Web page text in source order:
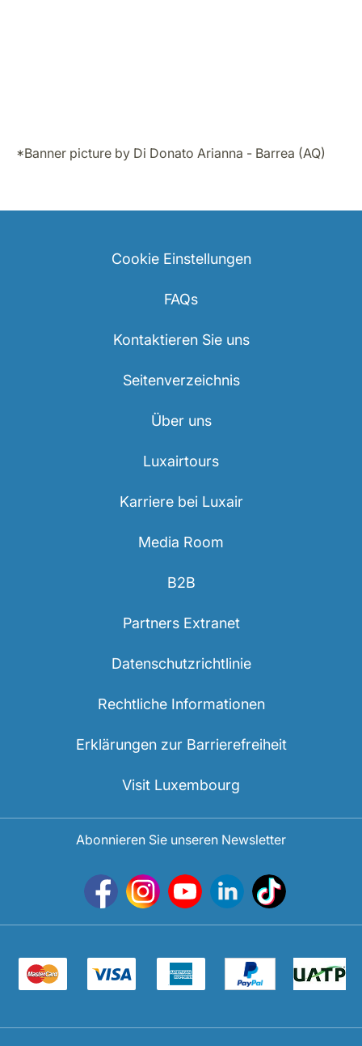
*Banner picture by Di Donato Arianna - Barrea (AQ)
Cookie Einstellungen
FAQs
Kontaktieren Sie uns
Seitenverzeichnis
Über uns
Luxairtours
Karriere bei Luxair
Media Room
B2B
Partners Extranet
Datenschutzrichtlinie
Rechtliche Informationen
Erklärungen zur Barrierefreiheit
Visit Luxembourg
Abonnieren Sie unseren Newsletter